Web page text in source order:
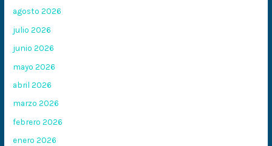
agosto 2026
julio 2026
junio 2026
mayo 2026
abril 2026
marzo 2026
febrero 2026
enero 2026